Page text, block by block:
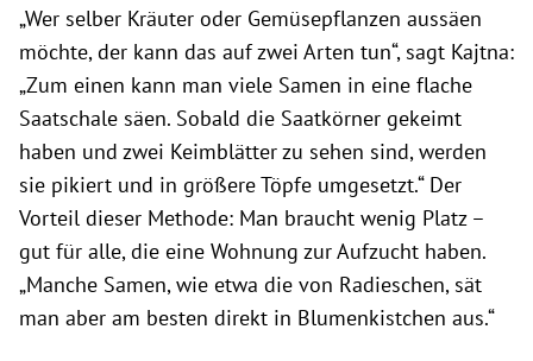
„Wer selber Kräuter oder Gemüsepflanzen aussäen
möchte, der kann das auf zwei Arten tun“, sagt Kajtna:
„Zum einen kann man viele Samen in eine flache
Saatschale säen. Sobald die Saatkörner gekeimt
haben und zwei Keimblätter zu sehen sind, werden
sie pikiert und in größere Töpfe umgesetzt.“ Der
Vorteil dieser Methode: Man braucht wenig Platz –
gut für alle, die eine Wohnung zur Aufzucht haben.
„Manche Samen, wie etwa die von Radieschen, sät
man aber am besten direkt in Blumenkistchen aus.“